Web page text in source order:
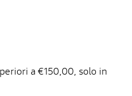
a €150,00, solo in